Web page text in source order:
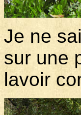
Je ne
sur une
lavoir